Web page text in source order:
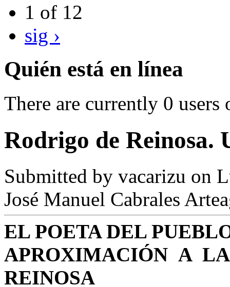
1 of 12
sig ›
Quién está en línea
There are currently 0 users
Rodrigo de Reinosa.
Submitted by vacarizu on
José Manuel Cabrales
EL POETA DEL
APROXIMACIÓN A
REINOSA